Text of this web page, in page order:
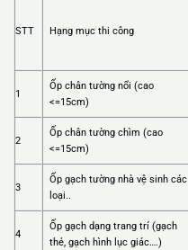
STT Hạng mục thi công
1
Ốp chân tường nổi (cao
<=15cm)
2
Ốp chân tường chìm (cao
<=15cm)
3
Ốp gạch tường nhà vệ sinh các
loại..
4
Ốp gạch dạng trang trí (gạch
thẻ, gạch hình lục giác….)